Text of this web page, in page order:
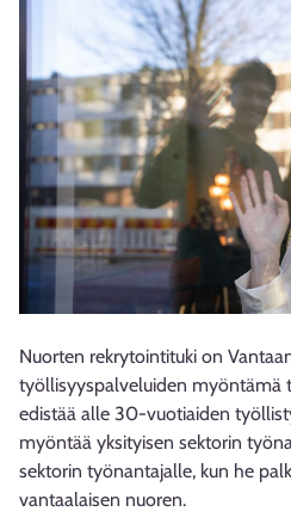
Nuorten rekrytointituki on
työllisyyspalveluiden myöntämä
edistää alle 30-vuotiaiden
myöntää yksityisen sektorin
sektorin työnantajalle, kun he
vantaalaisen nuoren.